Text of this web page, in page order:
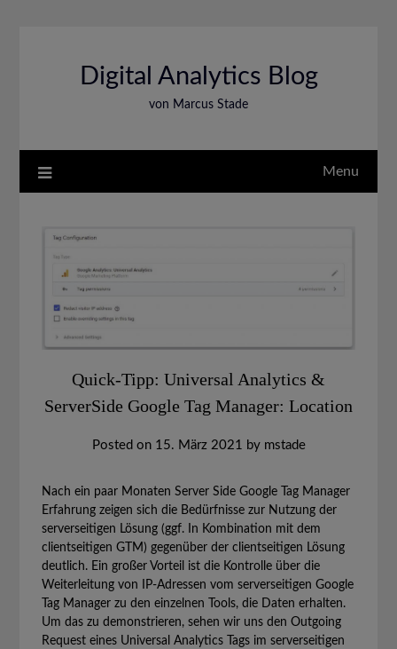
Digital Analytics Blog
von Marcus Stade
Menu
Quick-Tipp: Universal Analytics &
ServerSide Google Tag Manager: Location
Posted on 15. März 2021 by mstade
Nach ein paar Monaten Server Side Google Tag Manager
Erfahrung zeigen sich die Bedürfnisse zur Nutzung der
serverseitigen Lösung (ggf. In Kombination mit dem
clientseitigen GTM) gegenüber der clientseitigen Lösung
deutlich. Ein großer Vorteil ist die Kontrolle über die
Weiterleitung von IP-Adressen vom serverseitigen Google
Tag Manager zu den einzelnen Tools, die Daten erhalten.
Um das zu demonstrieren, sehen wir uns den Outgoing
Request eines Universal Analytics Tags im serverseitigen